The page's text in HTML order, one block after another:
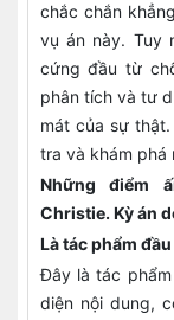
chắc chắn
vụ án này. Tuy
cứng đầu từ
phân tích và tư
mát của sự
tra và khám phá
Những điểm
Christie. Kỳ án
Là tác phẩm
Đây là tác
diện nội dung,